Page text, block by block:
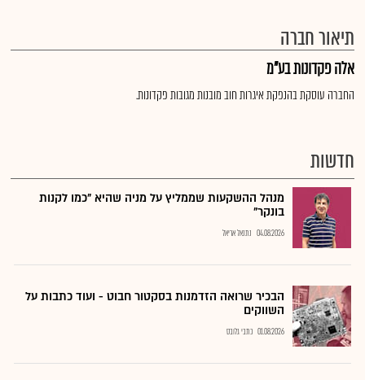
תיאור חברה
אלה פקדונות בע"מ
החברה עוסקת בהנפקת איגרות חוב מובנות מגובות פקדונות.
חדשות
מנהל ההשקעות שממליץ על מניה שהיא "כמו לקנות
בונקר"
04.08.2026 נתנאל אריאל
הבכיר שרואה הזדמנות בסקטור חבוט - ועוד כתבות על
השווקים
01.08.2026 כתבי גלובס